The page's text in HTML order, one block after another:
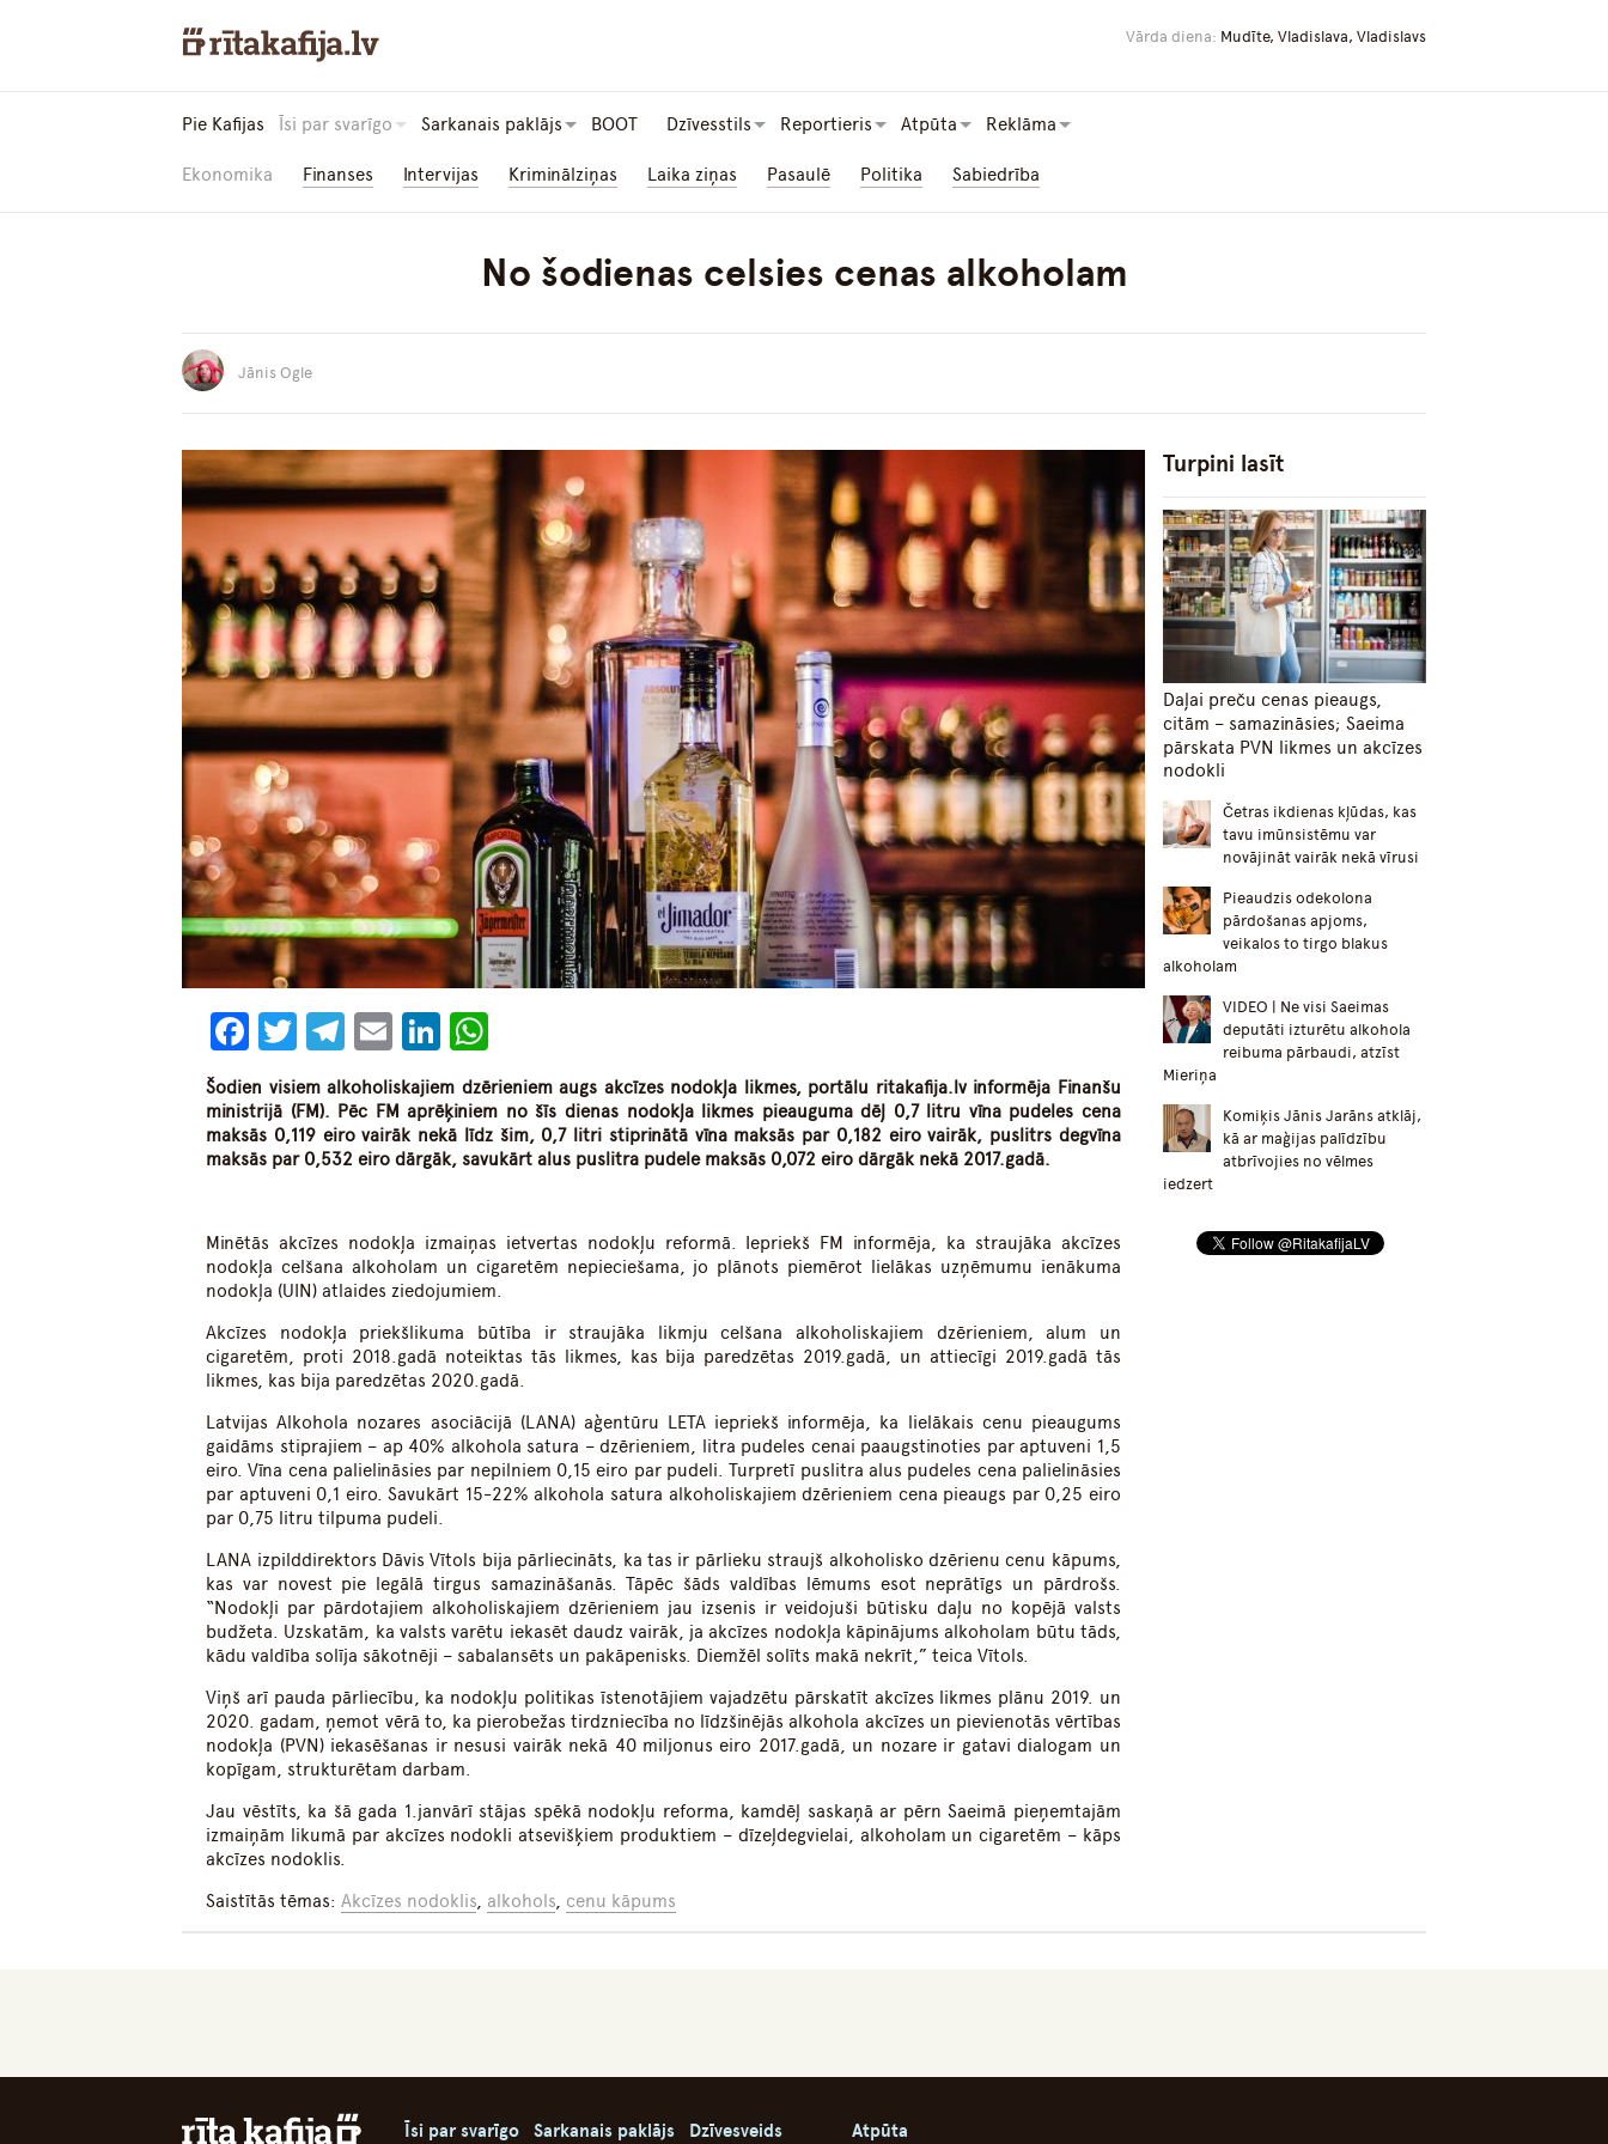
Vārda diena: Mudīte, Vladislava, Vladislavs
Pie Kafijas Īsi par svarīgo Sarkanais paklājs BOOT Dzīvesstils Reportieris Atpūta Reklāma
Ekonomika Finanses Intervijas Kriminālziņas Laika ziņas Pasaulē Politika Sabiedrība
No šodienas celsies cenas alkoholam
Jānis Ogle
Facebook
Twitter
Telegram
EmailLinkedIn
Šodien visiem alkoholiskajiem dzērieniem augs akcīzes nodokļa likmes, portālu ritakafija.lv informēja Finanšu
ministrijā (FM). Pēc FM aprēķiniem no šīs dienas nodokļa likmes pieauguma dēļ 0,7 litru vīna pudeles cena
maksās 0,119 eiro vairāk nekā līdz šim, 0,7 litri stiprinātā vīna maksās par 0,182 eiro vairāk, puslitrs degvīna
maksās par 0,532 eiro dārgāk, savukārt alus puslitra pudele maksās 0,072 eiro dārgāk nekā 2017.gadā.
Minētās akcīzes nodokļa izmaiņas ietvertas nodokļu reformā. Iepriekš FM informēja, ka straujāka akcīzes
nodokļa celšana alkoholam un cigaretēm nepieciešama, jo plānots piemērot lielākas uzņēmumu ienākuma
nodokļa (UIN) atlaides ziedojumiem.
Akcīzes nodokļa priekšlikuma būtība ir straujāka likmju celšana alkoholiskajiem dzērieniem, alum un
cigaretēm, proti 2018.gadā noteiktas tās likmes, kas bija paredzētas 2019.gadā, un attiecīgi 2019.gadā tās
likmes, kas bija paredzētas 2020.gadā.
Latvijas Alkohola nozares asociācijā (LANA) aģentūru LETA iepriekš informēja, ka lielākais cenu pieaugums
gaidāms stiprajiem – ap 40% alkohola satura – dzērieniem, litra pudeles cenai paaugstinoties par aptuveni 1,5
eiro. Vīna cena palielināsies par nepilniem 0,15 eiro par pudeli. Turpretī puslitra alus pudeles cena palielināsies
par aptuveni 0,1 eiro. Savukārt 15-22% alkohola satura alkoholiskajiem dzērieniem cena pieaugs par 0,25 eiro
par 0,75 litru tilpuma pudeli.
LANA izpilddirektors Dāvis Vītols bija pārliecināts, ka tas ir pārlieku straujš alkoholisko dzērienu cenu kāpums,
kas var novest pie legālā tirgus samazināšanās. Tāpēc šāds valdības lēmums esot neprātīgs un pārdrošs.
“Nodokļi par pārdotajiem alkoholiskajiem dzērieniem jau izsenis ir veidojuši būtisku daļu no kopējā valsts
budžeta. Uzskatām, ka valsts varētu iekasēt daudz vairāk, ja akcīzes nodokļa kāpinājums alkoholam būtu tāds,
kādu valdība solīja sākotnēji – sabalansēts un pakāpenisks. Diemžēl solīts makā nekrīt,” teica Vītols.
Viņš arī pauda pārliecību, ka nodokļu politikas īstenotājiem vajadzētu pārskatīt akcīzes likmes plānu 2019. un
2020. gadam, ņemot vērā to, ka pierobežas tirdzniecība no līdzšinējās alkohola akcīzes un pievienotās vērtības
nodokļa (PVN) iekasēšanas ir nesusi vairāk nekā 40 miljonus eiro 2017.gadā, un nozare ir gatavi dialogam un
kopīgam, strukturētam darbam.
Jau vēstīts, ka šā gada 1.janvārī stājas spēkā nodokļu reforma, kamdēļ saskaņā ar pērn Saeimā pieņemtajām
izmaiņām likumā par akcīzes nodokli atsevišķiem produktiem – dīzeļdegvielai, alkoholam un cigaretēm – kāps
akcīzes nodoklis.
Saistītās tēmas:Akcīzes nodoklis, alkohols, cenu kāpums
Turpini lasīt
Daļai preču cenas pieaugs,
citām – samazināsies; Saeima
pārskata PVN likmes un akcīzes
nodokli
Četras ikdienas kļūdas, kas
tavu imūnsistēmu var
novājināt vairāk nekā vīrusi
Pieaudzis odekolona
pārdošanas apjoms,
veikalos to tirgo blakus
alkoholam
VIDEO | Ne visi Saeimas
deputāti izturētu alkohola
reibuma pārbaudi, atzīst
Mieriņa
Komiķis Jānis Jarāns atklāj,
kā ar maģijas palīdzību
atbrīvojies no vēlmes
iedzert
Īsi par svarīgo Sarkanais paklājs Dzīvesveids Atpūta